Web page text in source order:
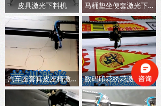
皮具激光下料机 马桶垫坐便套激光下料机
汽车座套真皮座椅激光切割机 数码印花绣花激光下料机大CCD摄像定位